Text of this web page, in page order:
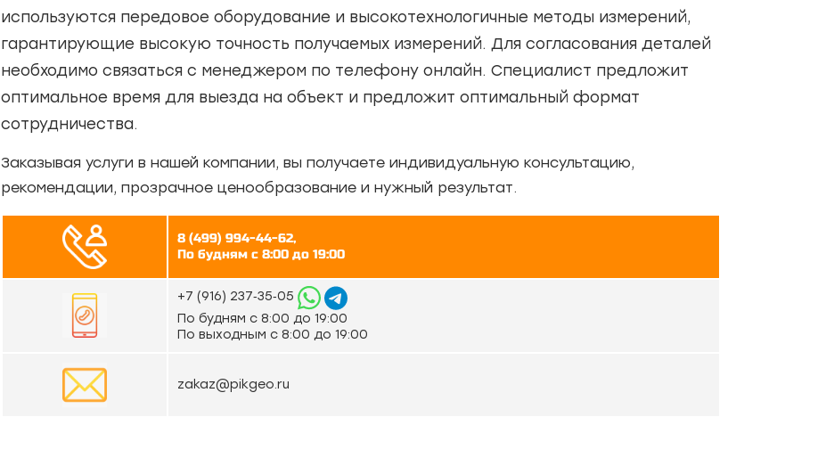
используются передовое оборудование и высокотехнологичные методы измерений,
гарантирующие высокую точность получаемых измерений. Для согласования деталей
необходимо связаться с менеджером по телефону онлайн. Специалист предложит
оптимальное время для выезда на объект и предложит оптимальный формат
сотрудничества.
Заказывая услуги в нашей компании, вы получаете индивидуальную консультацию,
рекомендации, прозрачное ценообразование и нужный результат.
8 (499) 994-44-62,
По будням с 8:00 до 19:00
‪+7 (916) 237‑35‑05‬
По будням с 8:00 до 19:00
По выходным с 8:00 до 19:00
zakaz@pikgeo.ru